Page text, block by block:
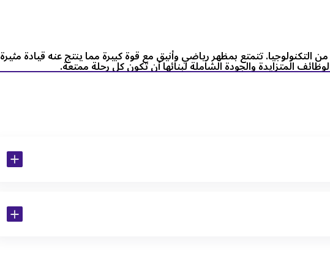
عالٍ من التكنولوجيا. تتمتع بمظهر رياضي وأنيق مع قوة كبيرة مما ينتج عنه قيادة مثيرة
المتزايدة والجودة الشاملة لبنائها أن تكون كل رحلة ممتعة.